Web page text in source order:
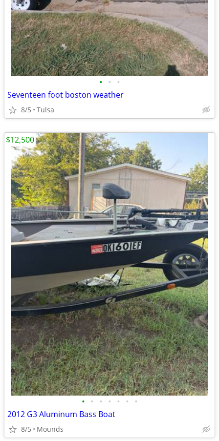
• • •
Seventeen foot boston weather
8/5 Tulsa
• • • • • • •
2012 G3 Aluminum Bass Boat
8/5 Mounds
$12,500